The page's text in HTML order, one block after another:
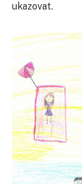
ukazovat.